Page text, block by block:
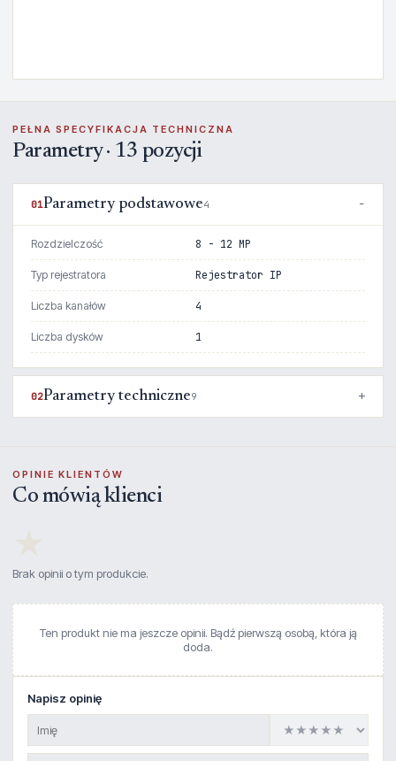
PEŁNA SPECYFIKACJA TECHNICZNA
Parametry · 13 pozycji
01Parametry podstawowe4
Rozdzielczość 8 - 12 MP
Typ rejestratora Rejestrator IP
Liczba kanałów 4
Liczba dysków 1
02Parametry techniczne9
OPINIE KLIENTÓW
Co mówią klienci
Brak opinii o tym produkcie.
Ten produkt nie ma jeszcze opinii. Bądź pierwszą osobą, która ją
doda.
Napisz opinię